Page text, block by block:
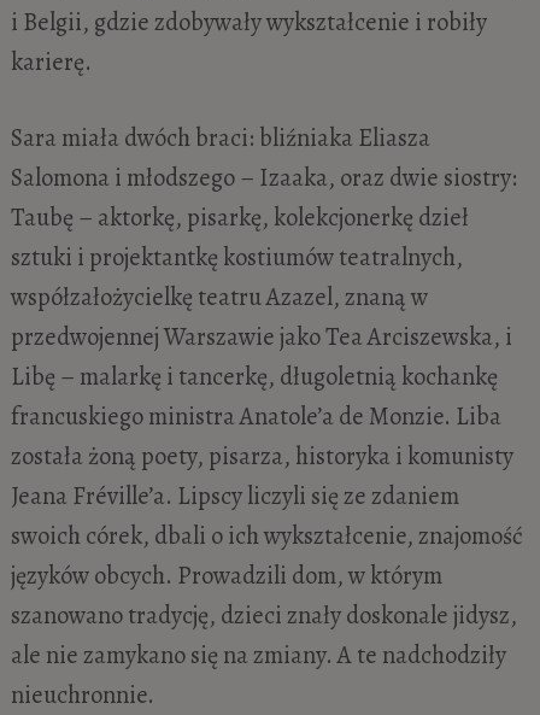
i Belgii, gdzie zdobywały wykształcenie i robiły
karierę.
Sara miała dwóch braci: bliźniaka Eliasza
Salomona i młodszego – Izaaka, oraz dwie siostry:
Taubę – aktorkę, pisarkę, kolekcjonerkę dzieł
sztuki i projektantkę kostiumów teatralnych,
współzałożycielkę teatru Azazel, znaną w
przedwojennej Warszawie jako Tea Arciszewska, i
Libę – malarkę i tancerkę, długoletnią kochankę
francuskiego ministra Anatole’a de Monzie. Liba
została żoną poety, pisarza, historyka i komunisty
Jeana Fréville’a. Lipscy liczyli się ze zdaniem
swoich córek, dbali o ich wykształcenie, znajomość
języków obcych. Prowadzili dom, w którym
szanowano tradycję, dzieci znały doskonale jidysz,
ale nie zamykano się na zmiany. A te nadchodziły
nieuchronnie.